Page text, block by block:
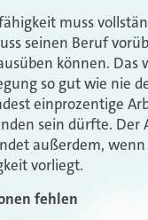
muss
seinen Beruf
können. Das
so gut wie nie
einprozentige
sein dürfte. Der
außerdem, wenn
vorliegt.
fehlen